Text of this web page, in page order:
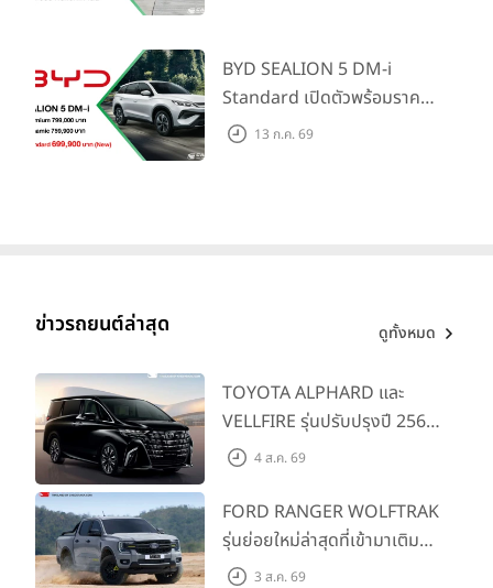
แรก)
BYD SEALION 5 DM-i
Standard เปิดตัวพร้อมราคา
คาดการณ์ 699,900 บาท รุ่น
13 ก.ค. 69
ข่าวรถยนต์ล่าสุด ดูทั้งหมด
TOYOTA ALPHARD และ
VELLFIRE รุ่นปรับปรุงปี 2569
พร้อมรุ่นย่อยใหม่ HEV
4 ส.ค. 69
FORD RANGER WOLFTRAK
รุ่นย่อยใหม่ล่าสุดที่เข้ามาเติม
เต็มไลน์อัป พร้อมตอบโจทย์ทุก
3 ส.ค. 69